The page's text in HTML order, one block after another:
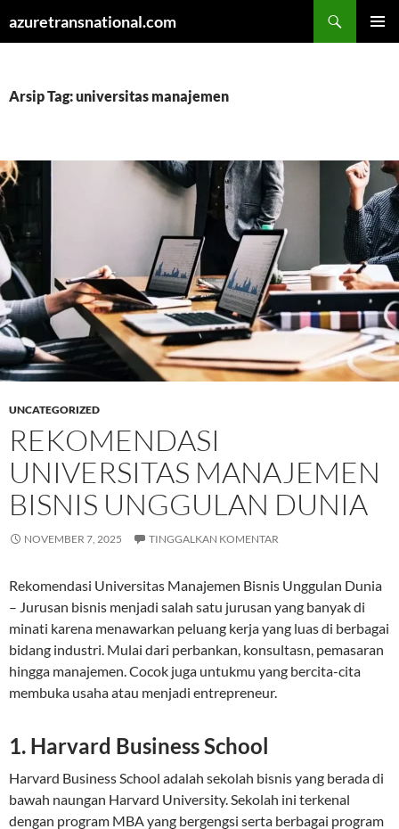
azuretransnational.com
Arsip Tag: universitas manajemen
UNCATEGORIZED
REKOMENDASI
UNIVERSITAS MANAJEMEN
BISNIS UNGGULAN DUNIA
NOVEMBER 7, 2025 TINGGALKAN KOMENTAR
Rekomendasi Universitas Manajemen Bisnis Unggulan Dunia
– Jurusan bisnis menjadi salah satu jurusan yang banyak di
minati karena menawarkan peluang kerja yang luas di berbagai
bidang industri. Mulai dari perbankan, konsultasn, pemasaran
hingga manajemen. Cocok juga untukmu yang bercita-cita
membuka usaha atau menjadi entrepreneur.
1. Harvard Business School
Harvard Business School adalah sekolah bisnis yang berada di
bawah naungan Harvard University. Sekolah ini terkenal
dengan program MBA yang bergengsi serta berbagai program